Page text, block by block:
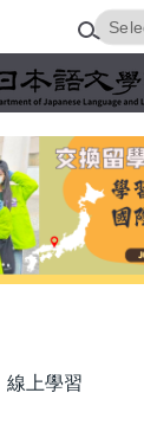
線上學習